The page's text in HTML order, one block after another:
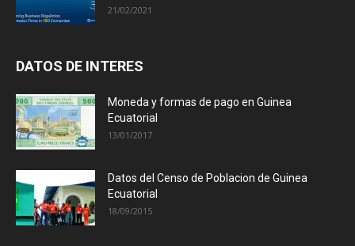
21/02/2021
DATOS DE INTERES
Moneda y formas de pago en Guinea
Ecuatorial
13/01/2017
Datos del Censo de Poblacion de Guinea
Ecuatorial
18/09/2015